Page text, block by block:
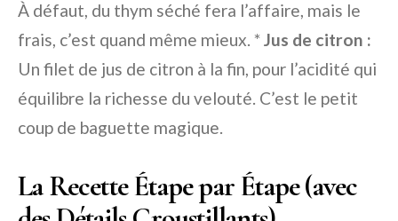
À défaut, du thym séché fera l’affaire, mais le
frais, c’est quand même mieux. *Jus de citron :
Un filet de jus de citron à la fin, pour l’acidité qui
équilibre la richesse du velouté. C’est le petit
coup de baguette magique.
La Recette Étape par Étape (avec